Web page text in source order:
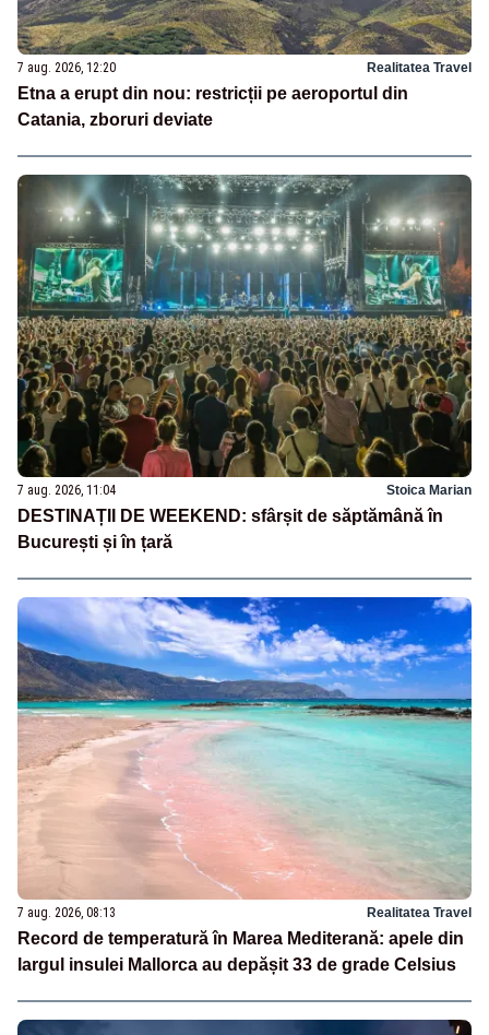
7 aug. 2026, 12:20 Realitatea Travel
Etna a erupt din nou: restricții pe aeroportul din
Catania, zboruri deviate
7 aug. 2026, 11:04 Stoica Marian
DESTINAȚII DE WEEKEND: sfârșit de săptămână în
București și în țară
7 aug. 2026, 08:13 Realitatea Travel
Record de temperatură în Marea Mediterană: apele din
largul insulei Mallorca au depășit 33 de grade Celsius